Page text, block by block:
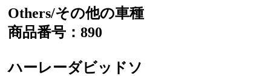
Others/その他の車種
商品番号：890
ハーレーダビッドソ